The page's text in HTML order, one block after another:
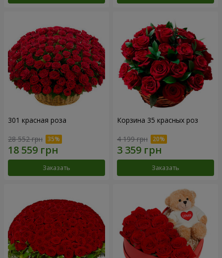
301 красная роза
28 552 грн
Заказать
Корзина 35 красных роз
4 199 грн
Заказать